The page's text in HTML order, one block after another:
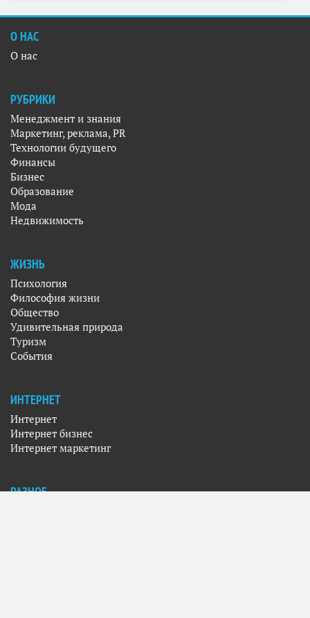
О НАС
О нас
РУБРИКИ
Менеджмент и знания
Маркетинг, реклама, PR
Технологии будущего
Финансы
Бизнес
Образование
Мода
Недвижимость
ЖИЗНЬ
Психология
Философия жизни
Общество
Удивительная природа
Туризм
События
ИНТЕРНЕТ
Интернет
Интернет бизнес
Интернет маркетинг
РАЗНОЕ